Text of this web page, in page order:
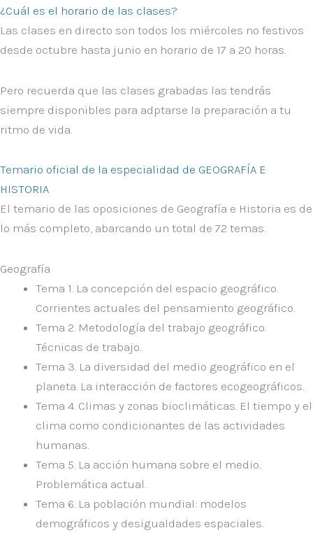
¿Cuál es el horario de las clases?
Las clases en directo son todos los miércoles no festivos
desde octubre hasta junio en horario de 17 a 20 horas
Pero recuerda que las clases grabadas las tendrás
siempre disponibles para adptarse la preparación a tu
ritmo de vida.
Temario oficial de la especialidad de GEOGRAFÍA E
HISTORIA
El temario de las oposiciones de Geografía e Historia es de
lo más completo, abarcando un total de 72 temas.
Geografía
Tema 1. La concepción del espacio geográfico.
Corrientes actuales del pensamiento geográfico.
Tema 2. Metodología del trabajo geográfico.
Técnicas de trabajo.
Tema 3. La diversidad del medio geográfico en el
planeta. La interacción de factores ecogeográficos.
Tema 4. Climas y zonas bioclimáticas. El tiempo y el
clima como condicionantes de las actividades
humanas.
Tema 5. La acción humana sobre el medio.
Problemática actual.
Tema 6. La población mundial: modelos
demográficos y desigualdades espaciales.